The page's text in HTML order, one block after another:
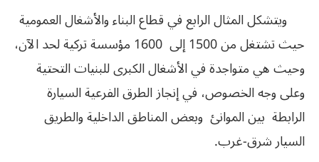
ويتشكل المثال الرابع في قطاع البناء والأشغال العمومية
حيث تشتغل من 1500 إلى 1600 مؤسسة تركية لحد الآن،
وحيث هي متواجدة في الأشغال الكبرى للبنيات التحتية
وعلى وجه الخصوص، في إنجاز الطرق الفرعية السيارة
الرابطة بين الموانئ وبعض المناطق الداخلية والطريق
السيار شرق-غرب.